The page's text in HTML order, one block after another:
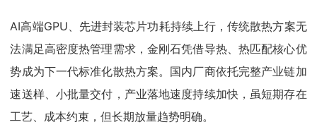
AI高端GPU、先进封装芯片功耗持续上行，传统散热方案无
法满足高密度热管理需求，金刚石凭借导热、热匹配核心优
势成为下一代标准化散热方案。国内厂商依托完整产业链加
速送样、小批量交付，产业落地速度持续加快，虽短期存在
工艺、成本约束，但长期放量趋势明确。